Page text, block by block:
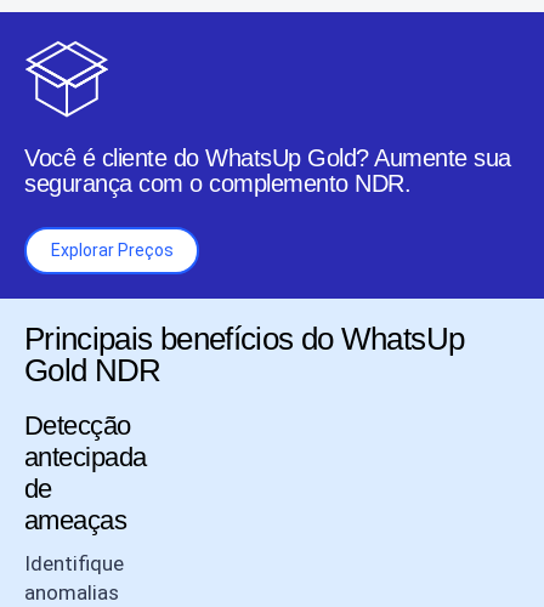
Você é cliente do WhatsUp Gold?Aumente sua
segurança com o complemento NDR.
Explorar Preços
Principais benefícios do WhatsUp
Gold NDR
Detecção
antecipada
de
ameaças
Identifique
anomalias